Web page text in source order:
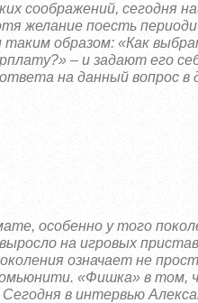
соображений, сегодня
желание поесть
образом: «Как
– и задают его
на данный вопрос
особенно у того
на игровых
означает не
«Фишка» в том,
в интервью